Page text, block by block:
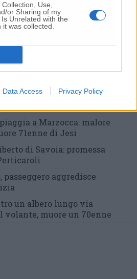
Use,
or Sharing of my
Unrelated with the
was collected.
Data Access Privacy Policy
e grandine:strade come fiumi,
complessivo
Pavani,
di Lay Line
un’auto ribaltata:due
a Marzocca: malore
71enne di Jesi
di Savoia: promessa
passeggero aggredisce
un albero lungo via
volante, muore un 70enne